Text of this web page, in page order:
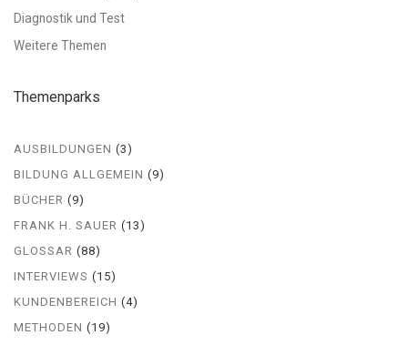
Diagnostik und Test
Weitere Themen
Themenparks
AUSBILDUNGEN (3)
BILDUNG ALLGEMEIN (9)
BÜCHER (9)
FRANK H. SAUER (13)
GLOSSAR (88)
INTERVIEWS (15)
KUNDENBEREICH (4)
METHODEN (19)